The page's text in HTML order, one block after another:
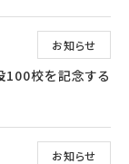
お知らせ
100校を記念する
お知らせ